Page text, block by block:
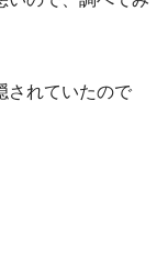
されていたので